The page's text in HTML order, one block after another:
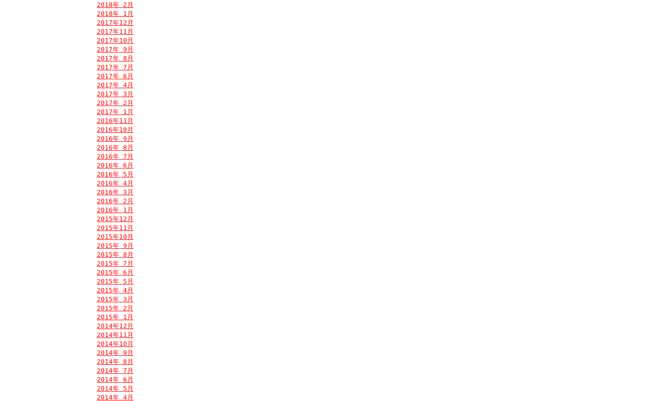
2018年 2月
2018年 1月
2017年12月
2017年11月
2017年10月
2017年 9月
2017年 8月
2017年 7月
2017年 6月
2017年 4月
2017年 3月
2017年 2月
2017年 1月
2016年11月
2016年10月
2016年 9月
2016年 8月
2016年 7月
2016年 6月
2016年 5月
2016年 4月
2016年 3月
2016年 2月
2016年 1月
2015年12月
2015年11月
2015年10月
2015年 9月
2015年 8月
2015年 7月
2015年 6月
2015年 5月
2015年 4月
2015年 3月
2015年 2月
2015年 1月
2014年12月
2014年11月
2014年10月
2014年 9月
2014年 8月
2014年 7月
2014年 6月
2014年 5月
2014年 4月